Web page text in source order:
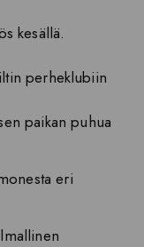
kesällä.
perheklubiin
paikan puhua
eri